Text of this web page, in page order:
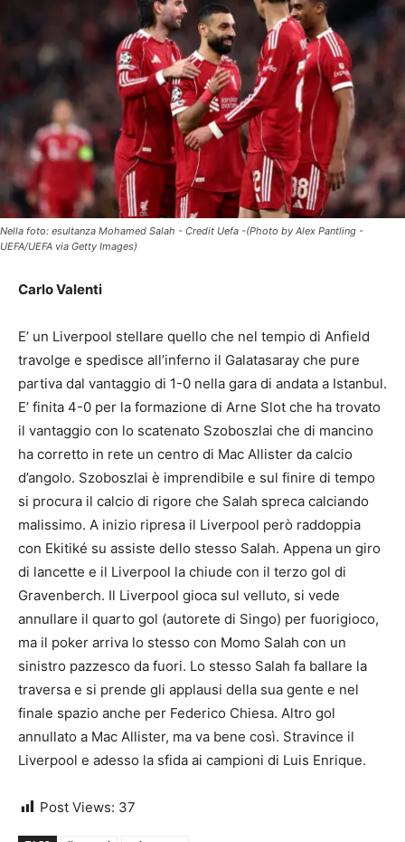
Nella foto: esultanza Mohamed Salah - Credit Uefa -(Photo by Alex Pantling -
UEFA/UEFA via Getty Images)
Carlo Valenti
E’ un Liverpool stellare quello che nel tempio di Anfield
travolge e spedisce all’inferno il Galatasaray che pure
partiva dal vantaggio di 1-0 nella gara di andata a Istanbul.
E’ finita 4-0 per la formazione di Arne Slot che ha trovato
il vantaggio con lo scatenato Szoboszlai che di mancino
ha corretto in rete un centro di Mac Allister da calcio
d’angolo. Szoboszlai è imprendibile e sul finire di tempo
si procura il calcio di rigore che Salah spreca calciando
malissimo. A inizio ripresa il Liverpool però raddoppia
con Ekitiké su assiste dello stesso Salah. Appena un giro
di lancette e il Liverpool la chiude con il terzo gol di
Gravenberch. Il Liverpool gioca sul velluto, si vede
annullare il quarto gol (autorete di Singo) per fuorigioco,
ma il poker arriva lo stesso con Momo Salah con un
sinistro pazzesco da fuori. Lo stesso Salah fa ballare la
traversa e si prende gli applausi della sua gente e nel
finale spazio anche per Federico Chiesa. Altro gol
annullato a Mac Allister, ma va bene così. Stravince il
Liverpool e adesso la sfida ai campioni di Luis Enrique.
Post Views: 37